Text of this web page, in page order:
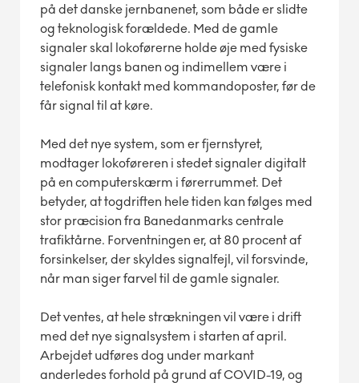
på det danske jernbanenet, som både er slidte
og teknologisk forældede. Med de gamle
signaler skal lokoførerne holde øje med fysiske
signaler langs banen og indimellem være i
telefonisk kontakt med kommandoposter, før de
får signal til at køre.
Med det nye system, som er fjernstyret,
modtager lokoføreren i stedet signaler digitalt
på en computerskærm i førerrummet. Det
betyder, at togdriften hele tiden kan følges med
stor præcision fra Banedanmarks centrale
trafiktårne. Forventningen er, at 80 procent af
forsinkelser, der skyldes signalfejl, vil forsvinde,
når man siger farvel til de gamle signaler.
Det ventes, at hele strækningen vil være i drift
med det nye signalsystem i starten af april.
Arbejdet udføres dog under markant
anderledes forhold på grund af COVID-19, og